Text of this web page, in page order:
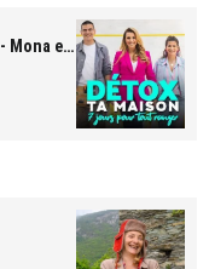
- Mona et